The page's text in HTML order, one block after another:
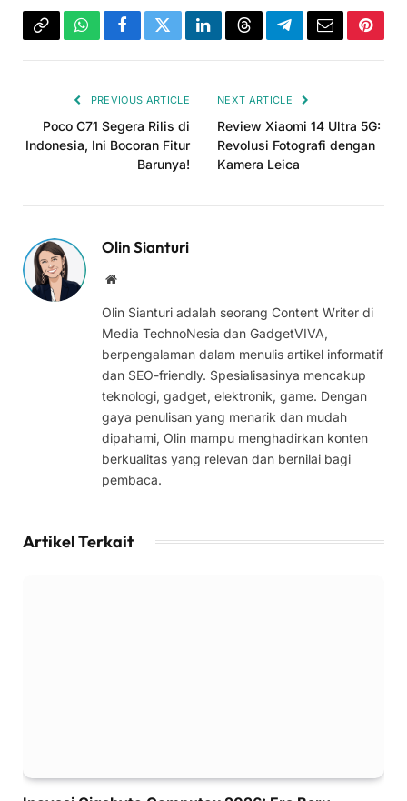
Copy WhatsAppFacebookTwitterLinkedInThreadsTelegramEmail
PREVIOUS ARTICLE
Poco C71 Segera Rilis di
Indonesia, Ini Bocoran Fitur
Barunya!
NEXT ARTICLE
Review Xiaomi 14 Ultra 5G:
Revolusi Fotografi dengan
Kamera Leica
Olin Sianturi
Website
Olin Sianturi adalah seorang Content Writer di
Media TechnoNesia dan GadgetVIVA,
berpengalaman dalam menulis artikel informatif
dan SEO-friendly. Spesialisasinya mencakup
teknologi, gadget, elektronik, game. Dengan
gaya penulisan yang menarik dan mudah
dipahami, Olin mampu menghadirkan konten
berkualitas yang relevan dan bernilai bagi
pembaca.
Artikel Terkait